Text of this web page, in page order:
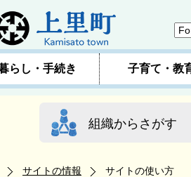
らし・手続き 子育て・教
組織からさがす
サイトの情報 サイトの使い方